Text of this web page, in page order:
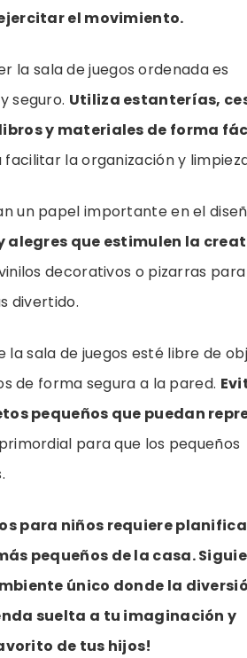
el movimiento.
la sala de juegos ordenada es
seguro. Utiliza estanterías,
y materiales de forma
la organización y
un papel importante en el
alegres que estimulen la
decorativos o pizarras para
divertido.
la sala de juegos esté libre de
de forma segura a la pared.
pequeños que puedan
para que los pequeños
para niños requiere
pequeños de la casa.
único donde la
suelta a tu imaginación y
de tus hijos!